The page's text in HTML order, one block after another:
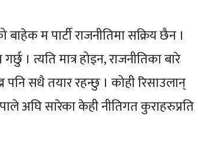
बाहेक म पार्टी राजनीतिमा सक्रिय छैन ।
। त्यति मात्र होइन, राजनीतिका बारे
सधै तयार रहन्छु । कोही रिसाउलान्
अघि सारेका केही नीतिगत कुराहरुप्रति